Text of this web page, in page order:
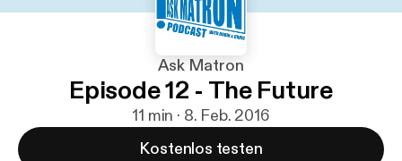
Ask Matron
Episode 12 - The Future
11 min · 8. Feb. 2016
Kostenlos testen